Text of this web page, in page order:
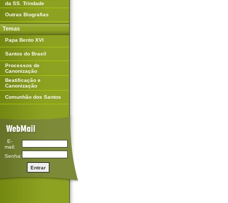
da SS. Trindade
Outras Biografias
Temas
Papa Bento XVI
Santos do Brasil
Processos de
Canonização
Beatificação e
Canonização
Comunhão dos Santos
E-
mail:
Senha: